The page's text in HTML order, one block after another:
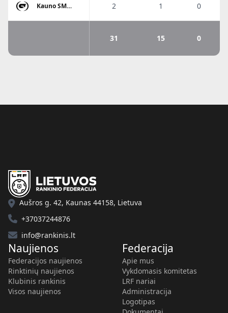
Kauno SM
2 1 0
31 15 0
Aušros g. 42, Kaunas 44158, Lietuva
+37037244876
info@rankinis.lt
Naujienos
Federacijos naujienos
Rinktinių naujienos
Klubinis rankinis
Visos naujienos
Federacija
Apie mus
Vykdomasis komitetas
LRF nariai
Administracija
Logotipas